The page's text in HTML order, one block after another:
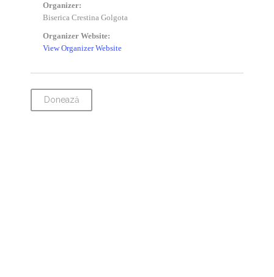
Organizer:
Biserica Crestina Golgota
Organizer Website:
View Organizer Website
Donează